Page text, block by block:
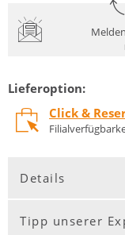
Lieferoption:
Click &
Details
Tipp unserer